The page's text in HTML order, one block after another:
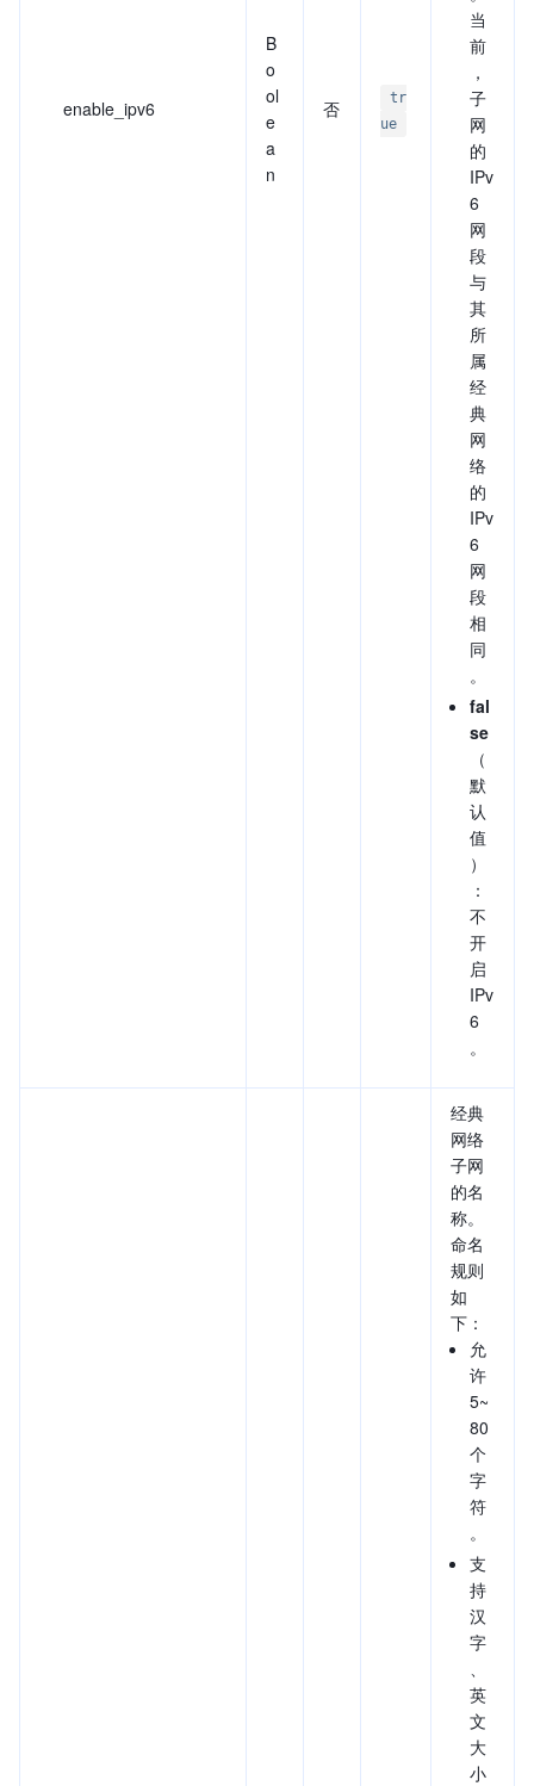
enable_ipv6
B
o
ol
e
a
n
否
tr
ue
当
前
，
子
网
的
IPv
6
网
段
与
其
所
属
经
典
网
络
的
IPv
6
网
段
相
同
。
fal
se
（
默
认
值
）
：
不
开
启
IPv
6
。
经典
网络
子网
的名
称。
命名
规则
如
下：
允
许
5~
80
个
字
符
。
支
持
汉
字
英
文
大
小